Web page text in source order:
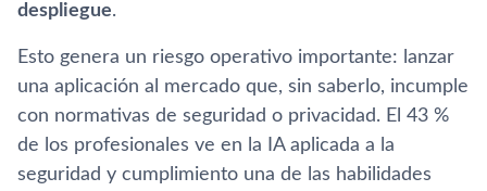
despliegue.
Esto genera un riesgo operativo importante: lanzar
una aplicación al mercado que, sin saberlo, incumple
con normativas de seguridad o privacidad. El 43 %
de los profesionales ve en la IA aplicada a la
seguridad y cumplimiento una de las habilidades